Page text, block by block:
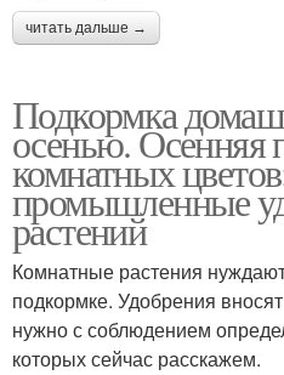
читать дальше →
Подкормка
осенью. Осенняя
комнатных
промышленные
растений
Комнатные растения
подкормке. Удобрения
нужно с соблюдением
которых сейчас расскажем.